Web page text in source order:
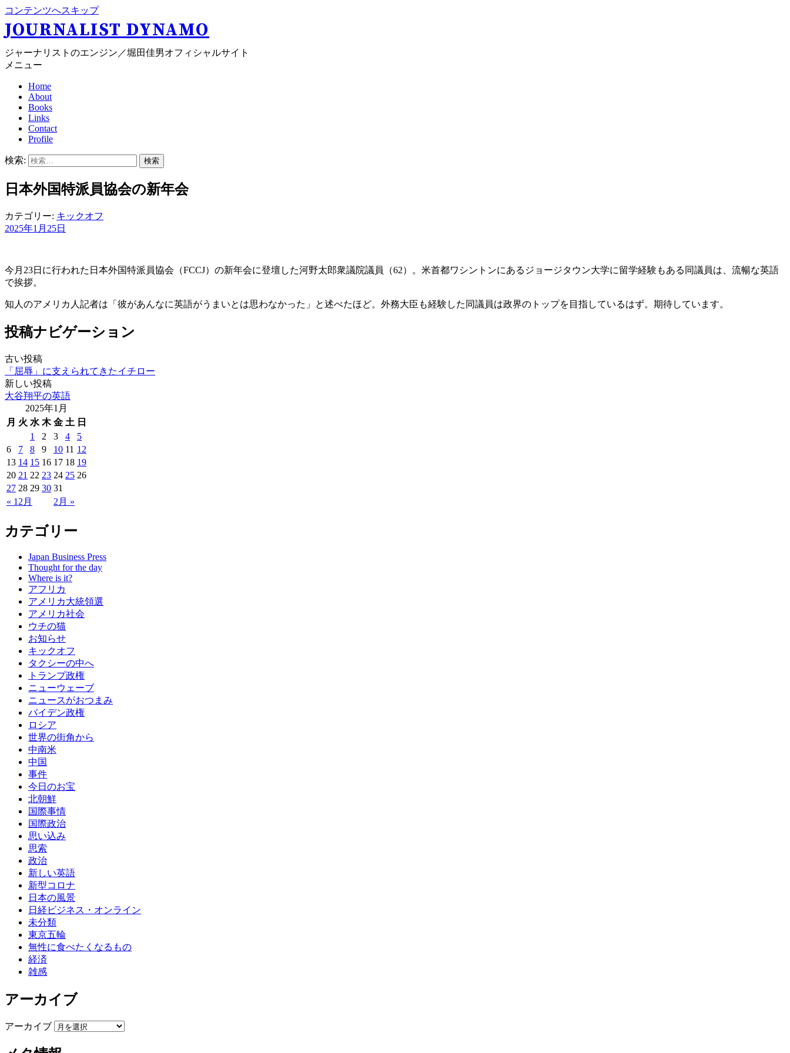
コンテンツへスキップ
JOURNALIST DYNAMO
ジャーナリストのエンジン／堀田佳男オフィシャルサイト
メニュー
Home
About
Books
Links
Contact
Profile
検索:
日本外国特派員協会の新年会
カテゴリー: キックオフ
2025年1月25日
今月23日に行われた日本外国特派員協会（FCCJ）の新年会に登壇した河野太郎衆議院議員（62）。米首都ワシントンにあるジョージタウン大学に留学経験もある同議員は、流暢な英語
で挨拶。
知人のアメリカ人記者は「彼があんなに英語がうまいとは思わなかった」と述べたほど。外務大臣も経験した同議員は政界のトップを目指しているはず。期待しています。
投稿ナビゲーション
古い投稿
「屈辱」に支えられてきたイチロー
新しい投稿
大谷翔平の英語
2025年1月
月 火 水 木 金 土 日
« 12月 2月 »
1 2 3 4
5
6
7 8 9 10 11 12
13 14 15 16 17 18 19
20 21 22 23 24 25 26
27 28 29 30 31
カテゴリー
Japan Business Press
Thought for the day
Where is it?
アフリカ
アメリカ大統領選
アメリカ社会
ウチの猫
お知らせ
キックオフ
タクシーの中へ
トランプ政権
ニューウェーブ
ニュースがおつまみ
バイデン政権
ロシア
世界の街角から
中南米
中国
事件
今日のお宝
北朝鮮
国際事情
国際政治
思い込み
思索
政治
新しい英語
新型コロナ
日本の風景
日経ビジネス・オンライン
未分類
東京五輪
無性に食べたくなるもの
経済
雑感
アーカイブ
アーカイブ